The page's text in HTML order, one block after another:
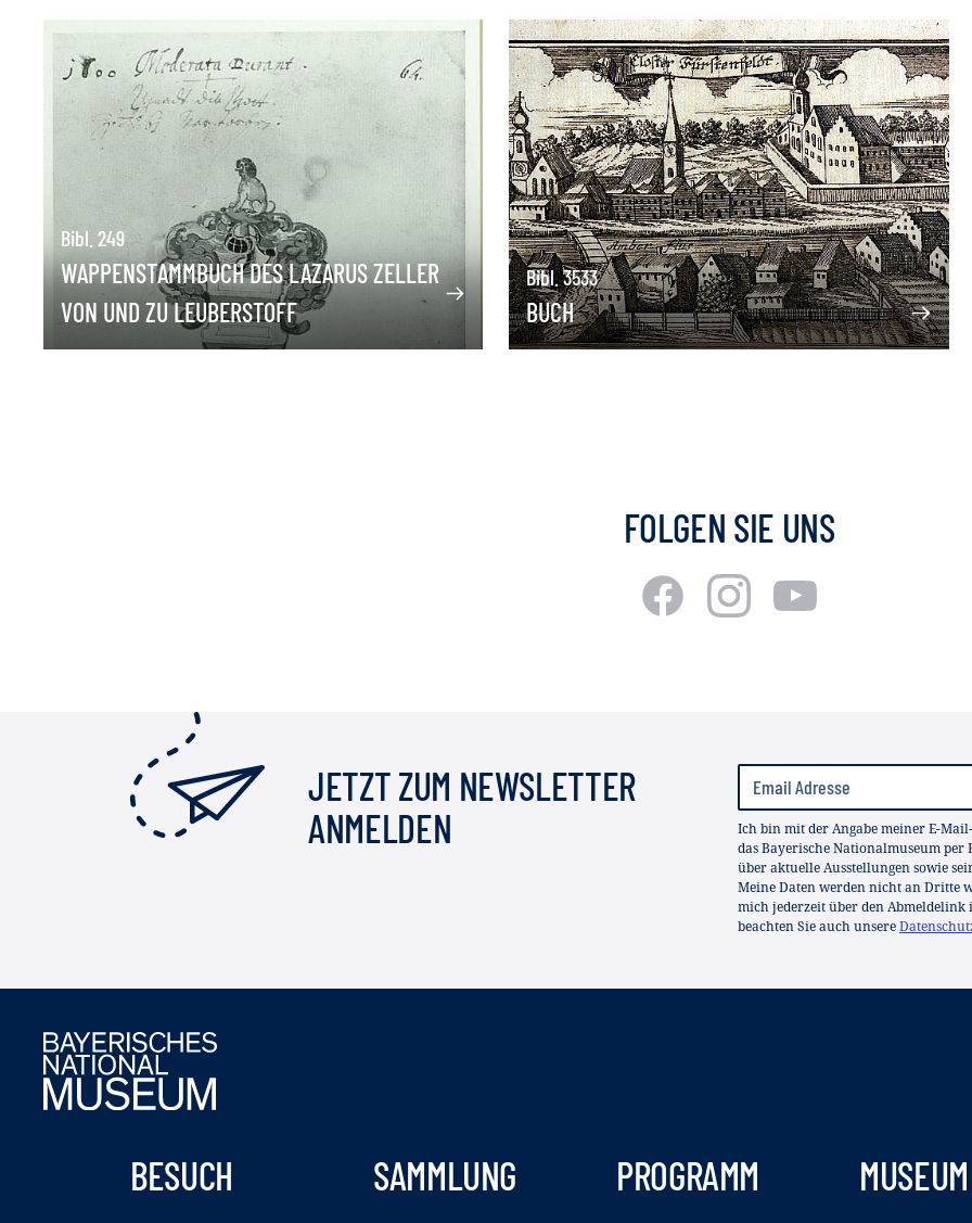
Bibl. 249
WAPPENSTAMMBUCH DES LAZARUS ZELLER
VON UND ZU LEUBERSTOFF
Bibl. 3533
BUCH
FOLGEN SIE UNS
JETZT ZUM NEWSLETTER
ANMELDEN
Ich bin mit der Angabe meiner E-
das Bayerische Nationalmuseum
über aktuelle Ausstellungen sowie
Meine Daten werden nicht an Dritte
mich jederzeit über den Abmeldelink
beachten Sie auch unsere
BESUCH SAMMLUNG PROGRAMM MUSEUM